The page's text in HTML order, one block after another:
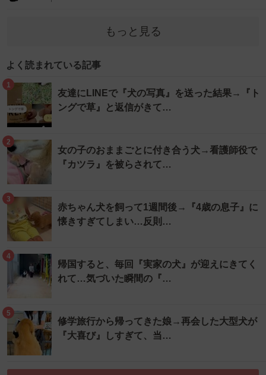
もっと見る
よく読まれている記事
1
友達にLINEで『犬の写真』を送った結果→『ト
ングで草』と返信がきて…
2
女の子のおままごとに付き合う犬→看護師役で
『カツラ』を被らされて…
3
赤ちゃん犬を飼って1週間後→『4歳の息子』に
懐きすぎてしまい…反則…
4
帰国すると、毎回『実家の犬』が迎えにきてく
れて…気づいた瞬間の『…
5
修学旅行から帰ってきた娘→再会した大型犬が
『大喜び』しすぎて、当…